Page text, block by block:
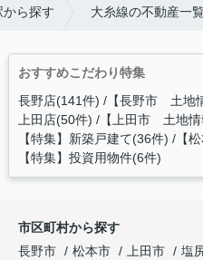
ら探す 大糸線の不動産一
おすすめこだわり特集
長野店(141件) 【長野市 土地
上田店(50件) 【上田市 土地情
【特集】新築戸建て(36件) 【
【特集】投資用物件(6件)
市区町村から探す
長野市
松本市 上田市 塩